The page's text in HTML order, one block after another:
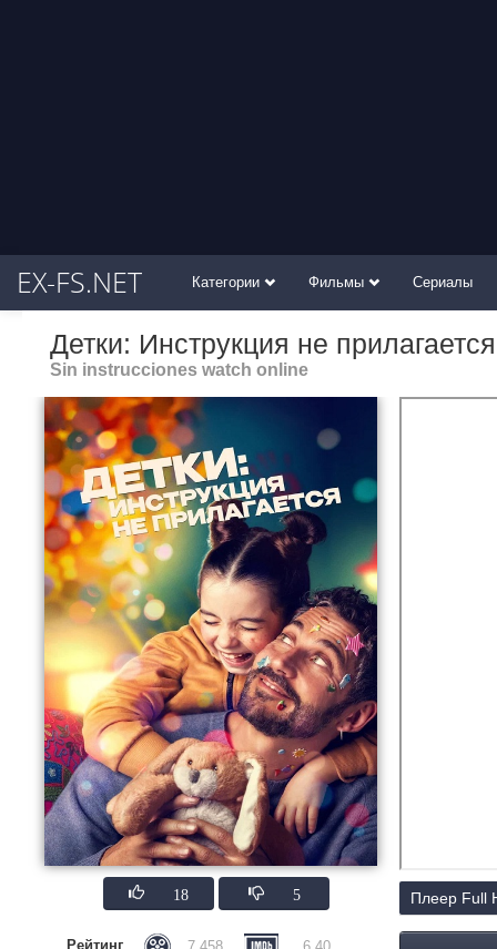
EX-FS.NET Категории Фильмы Сериалы
Детки: Инструкция не
Sin instrucciones watch online
18 5
Рейтинг
Плеер Full